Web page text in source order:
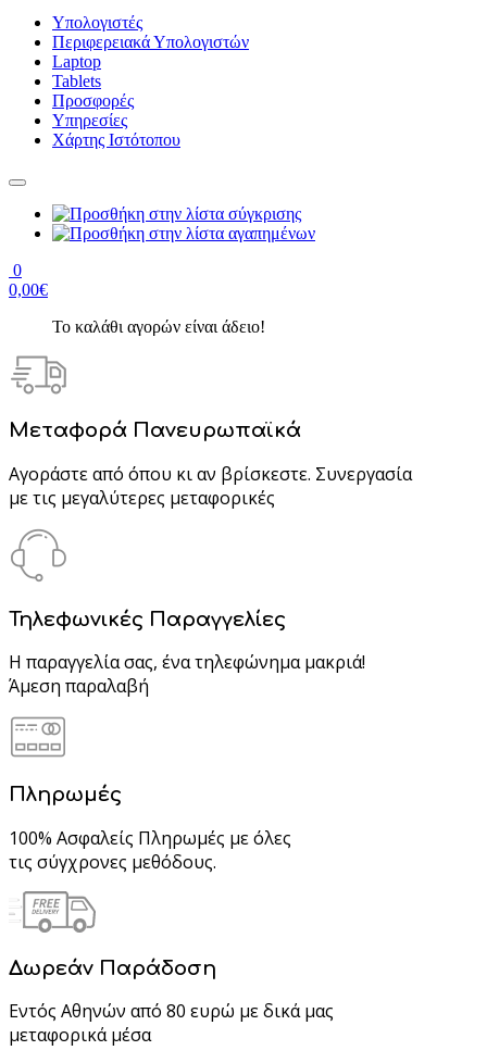
Υπολογιστές
Περιφερειακά Υπολογιστών
Laptop
Tablets
Προσφορές
Υπηρεσίες
Χάρτης Ιστότοπου
0
0,00€
Το καλάθι αγορών είναι άδειο!
Μεταφορά Πανευρωπαϊκά
Αγοράστε από όπου κι αν βρίσκεστε. Συνεργασία
με τις μεγαλύτερες μεταφορικές
Τηλεφωνικές Παραγγελίες
Η παραγγελία σας, ένα τηλεφώνημα μακριά!
Άμεση παραλαβή
Πληρωμές
100% Ασφαλείς Πληρωμές με όλες
τις σύγχρονες μεθόδους.
Δωρεάν Παράδοση
Εντός Αθηνών από 80 ευρώ με δικά μας
μεταφορικά μέσα